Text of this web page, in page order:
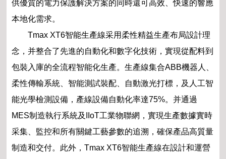
供優質的電力保護解決方案的同時還可高效、快速的響應
本地化需求。
Tmax XT6智能生產線采用柔性精益生產布局設計理
念，并整合了先進的自動化和數字化技術，實現從配料到
包裝入庫的全流程智能化生產。生產線集合ABB機器人、
柔性傳輸系統、智能測試裝配、自動激光打標，及人工智
能光學檢測設備，產線設備自動化率達75%。并通過
MES制造執行系統及IIoT工業物聯網，實現生產數據實時
采集、監控和所有關鍵工藝參數的追溯，確保產品高質量
制造和交付。此外，Tmax XT6智能生產線在設計和運營